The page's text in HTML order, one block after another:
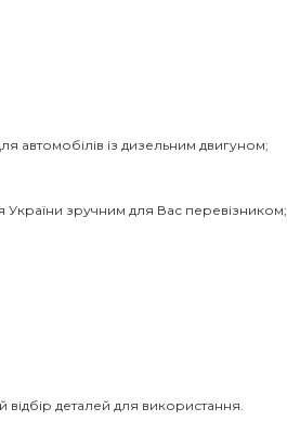
автомобілів із дизельним двигуном;
України зручним для Вас перевізником;
відбір деталей для використання.